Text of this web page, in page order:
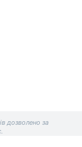
дозволено за